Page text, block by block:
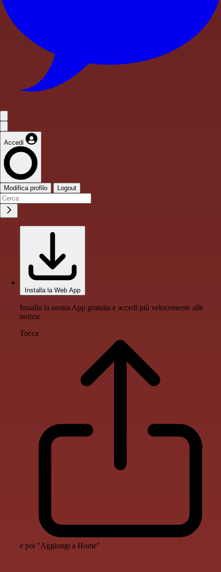
Accedi
Modifica profilo Logout
Installa la Web App
Installa la nostra App gratuita e accedi più velocemente alle
notizie
Tocca
e poi "Aggiungi a Home"